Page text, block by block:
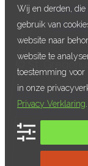
E:
E:
© St.
Privacy
Retourbeleid
Wij en derden,
gebruik van
website naar
website te
toestemming voor
in onze
Privacy Verklaring